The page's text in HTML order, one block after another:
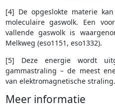
[4] De opgeslokte materie
moleculaire gaswolk. Een
vallende gaswolk is
Melkweg (eso1151, eso1332).
[5] Deze energie wordt
gammastraling – de meest
van elektromagnetische straling.
Meer informatie